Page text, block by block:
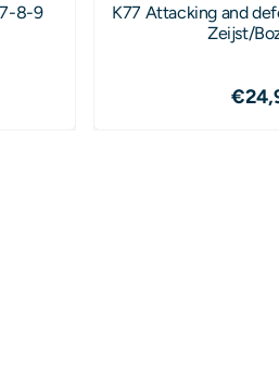
8-9
K77 Attacking and
Zeijst/